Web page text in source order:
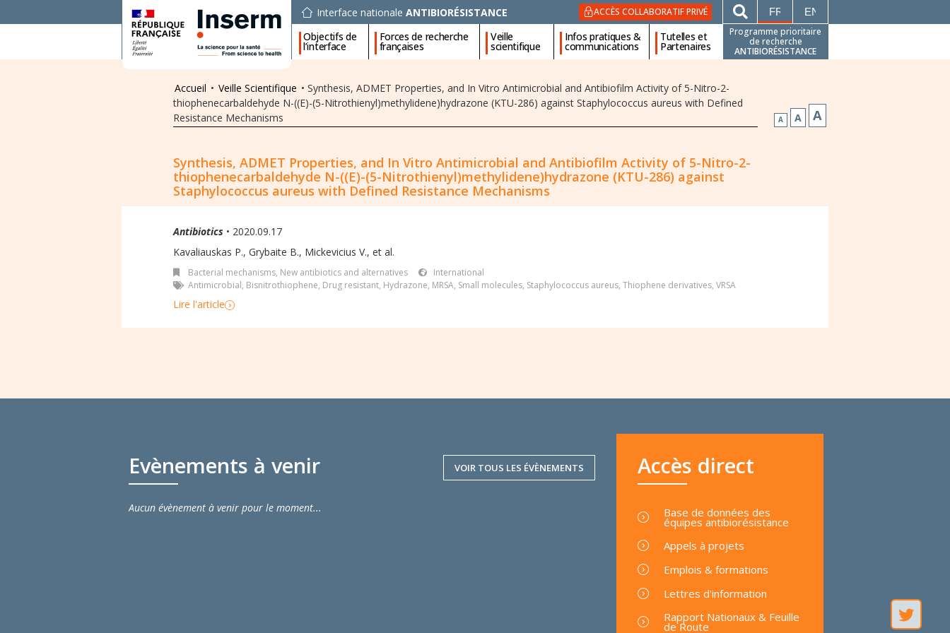
Interface nationale ANTIBIORÉSISTANCE ACCÈS COLLABORATIF PRIVÉ FRANÇAISENGLISH
Objectifs de
l’interface
Forces de recherche
françaises
Veille
scientifique
Infos pratiques &
communications
Tutelles et
Partenaires
Programme prioritaire
de recherche
ANTIBIORÉSISTANCE
Accueil • Veille Scientifique • Synthesis, ADMET Properties, and In Vitro Antimicrobial and Antibiofilm Activity of 5-Nitro-2-
thiophenecarbaldehyde N-((E)-(5-Nitrothienyl)methylidene)hydrazone (KTU-286) against Staphylococcus aureus with Defined
Resistance Mechanisms
A A A
Synthesis, ADMET Properties, and In Vitro Antimicrobial and Antibiofilm Activity of 5-Nitro-2-
thiophenecarbaldehyde N-((E)-(5-Nitrothienyl)methylidene)hydrazone (KTU-286) against
Staphylococcus aureus with Defined Resistance Mechanisms
Antibiotics • 2020.09.17
Kavaliauskas P., Grybaite B., Mickevicius V., et al.
Bacterial mechanisms, New antibiotics and alternatives
International
Antimicrobial, Bisnitrothiophene, Drug resistant, Hydrazone, MRSA, Small molecules, Staphylococcus aureus, Thiophene derivatives, VRSA
Lire l'article
Evènements à venir VOIR TOUS LES ÉVÈNEMENTS
Aucun évènement à venir pour le moment...
Accès direct
Base de données des
équipes antibiorésistance
Appels à projets
Emplois & formations
Lettres d'information
Rapport Nationaux & Feuille
de Route